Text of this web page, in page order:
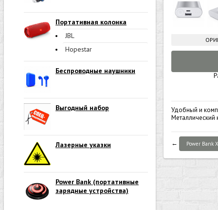
Портативная колонка
JBL
Hopestar
Беспроводные наушники
Выгодный набор
Лазерные указки
Power Bank (портативные
зарядные устройства)
Удобный и
Металлический
← Power Bank